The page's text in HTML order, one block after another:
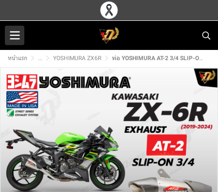
หน้าแรก ... YOSHIMURA ZX6R ท่อ YOSHIMURA AT-2 3/4 SLIP-ON สำหรับ KAWASAKI ZX-6R